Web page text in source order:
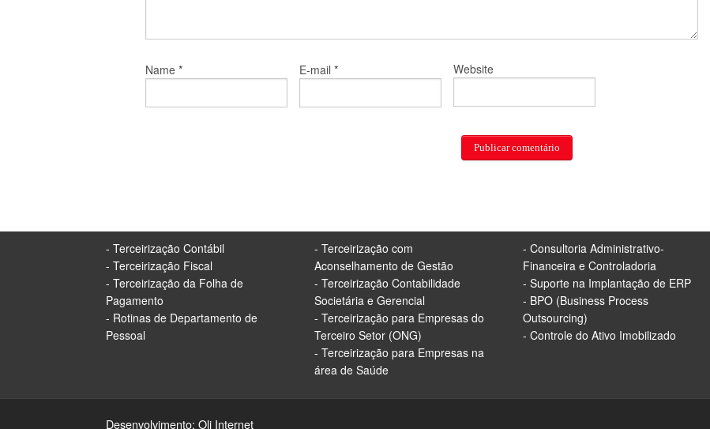
Name * E-mail * Website
- Terceirização Contábil
- Terceirização Fiscal
- Terceirização da Folha de
Pagamento
- Rotinas de Departamento de
Pessoal
- Terceirização com
Aconselhamento de Gestão
- Terceirização Contabilidade
Societária e Gerencial
- Terceirização para Empresas do
Terceiro Setor (ONG)
- Terceirização para Empresas na
área de Saúde
- Consultoria Administrativo-
Financeira e Controladoria
- Suporte na Implantação de ERP
- BPO (Business Process
Outsourcing)
- Controle do Ativo Imobilizado
Desenvolvimento: Oli Internet